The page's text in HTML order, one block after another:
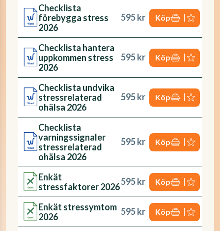
Checklista
förebygga stress
2026
595 kr Köp
Checklista hantera
uppkommen stress
2026
595 kr Köp
Checklista undvika
stressrelaterad
ohälsa 2026
595 kr Köp
Checklista
varningssignaler
stressrelaterad
ohälsa 2026
595 kr Köp
Enkät
stressfaktorer 2026595 kr Köp
Enkät stressymtom
2026
595 kr Köp